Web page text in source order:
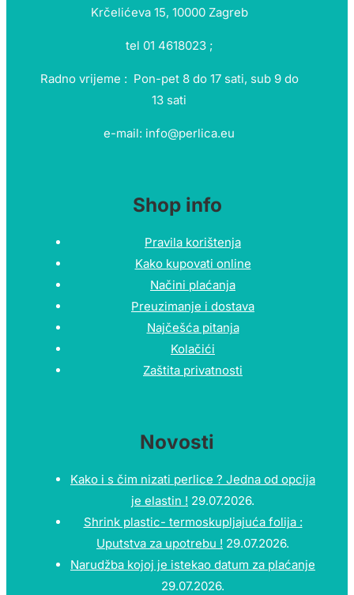
Krčelićeva 15, 10000 Zagreb
tel 01 4618023 ;
Radno vrijeme : Pon-pet 8 do 17 sati, sub 9 do
13 sati
e-mail: info@perlica.eu
Shop info
Pravila korištenja
Kako kupovati online
Načini plaćanja
Preuzimanje i dostava
Najčešća pitanja
Kolačići
Zaštita privatnosti
Novosti
Kako i s čim nizati perlice ? Jedna od opcija
je elastin ! 29.07.2026.
Shrink plastic- termoskupljajuća folija :
Uputstva za upotrebu ! 29.07.2026.
Narudžba kojoj je istekao datum za plaćanje
29.07.2026.